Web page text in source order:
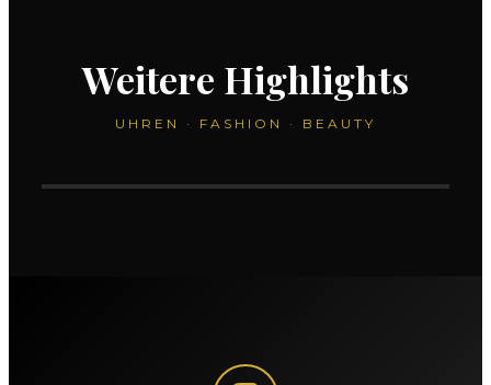
Weitere Highlights
UHREN · FASHION · BEAUTY
Zeitmesser für den GPHG
2026 ein
Christelle Kocher für Levi’s:
Eine Denim-Couture-Kapsel
debütiert in Paris
Niacinamid: Das
Wundermittel für makellose
Haut